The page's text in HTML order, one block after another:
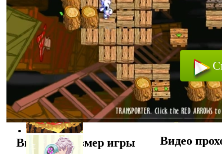
Выбрать размер игры Видео